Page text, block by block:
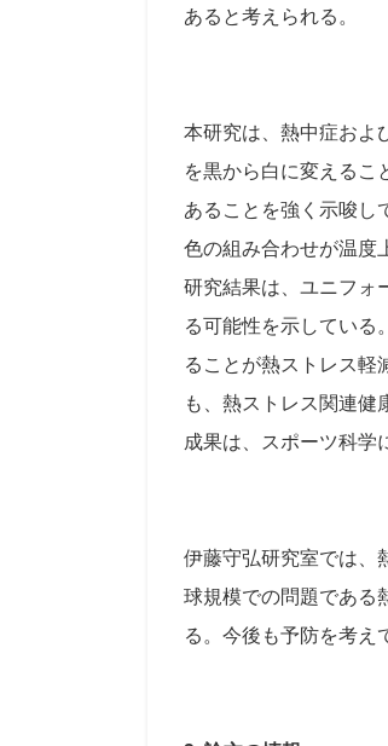
あると考えられる。
本研究は、熱中症およ
を黒から白に変える
あることを強く示唆し
色の組み合わせが温度
研究結果は、ユニフォ
る可能性を示している
ることが熱ストレス軽
も、熱ストレス関連
成果は、スポーツ科学
伊藤守弘研究室では、
球規模での問題である
る。今後も予防を考え